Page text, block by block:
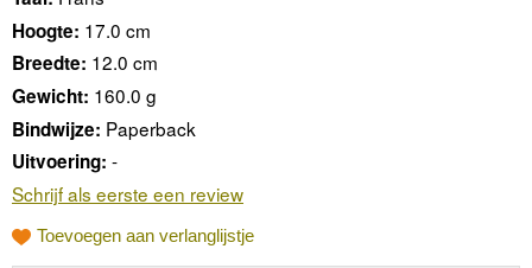
Hoogte: 17.0 cm
Breedte: 12.0 cm
Gewicht: 160.0 g
Bindwijze: Paperback
Uitvoering: -
Schrijf als eerste een review
Toevoegen aan verlanglijstje